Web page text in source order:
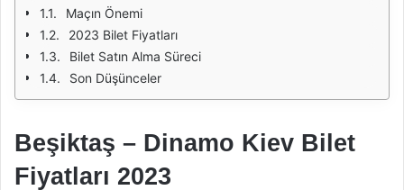
Maçın Önemi
2023 Bilet Fiyatları
Bilet Satın Alma Süreci
Son Düşünceler
Beşiktaş – Dinamo Kiev Bilet
Fiyatları 2023